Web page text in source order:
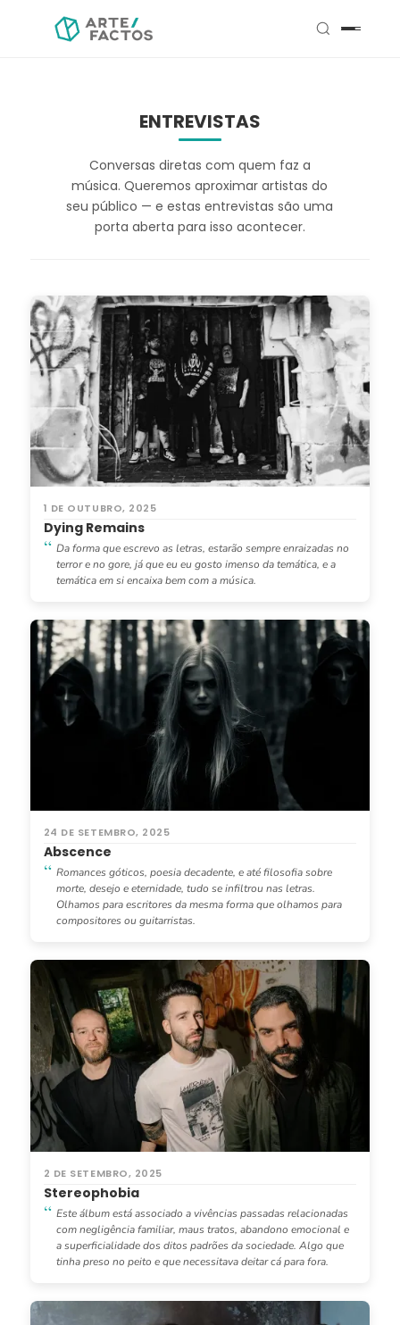
ENTREVISTAS
Conversas diretas com quem faz a
música. Queremos aproximar artistas do
seu público — e estas entrevistas são uma
porta aberta para isso acontecer.
1 DE OUTUBRO, 2025
Dying Remains
Da forma que escrevo as letras, estarão sempre enraizadas no
terror e no gore, já que eu eu gosto imenso da temática, e a
temática em si encaixa bem com a música.
24 DE SETEMBRO, 2025
Abscence
Romances góticos, poesia decadente, e até filosofia sobre
morte, desejo e eternidade, tudo se infiltrou nas letras.
Olhamos para escritores da mesma forma que olhamos para
compositores ou guitarristas.
2 DE SETEMBRO, 2025
Stereophobia
Este álbum está associado a vivências passadas relacionadas
com negligência familiar, maus tratos, abandono emocional e
a superficialidade dos ditos padrões da sociedade. Algo que
tinha preso no peito e que necessitava deitar cá para fora.